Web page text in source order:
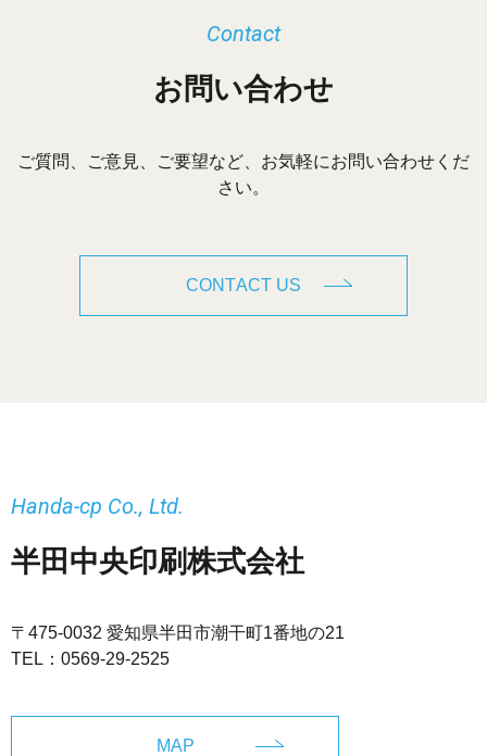
お問い合わせ
Contact
ご質問、ご意見、ご要望など、お気軽にお問い合わせくだ
さい。
CONTACT US
半田中央印刷株式会社
Handa-cp Co., Ltd.
〒475-0032 愛知県半田市潮干町1番地の21
TEL： 0569-29-2525
MAP